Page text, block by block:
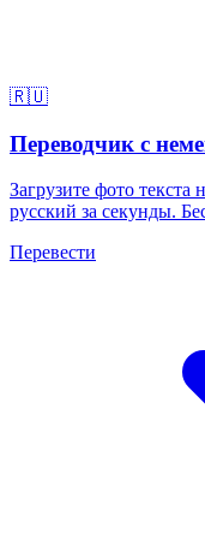
🇷🇺
Переводчик с
Загрузите фото
русский за секунды.
Перевести